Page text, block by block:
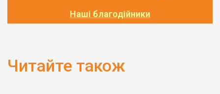
Наші благодійники
Читайте також